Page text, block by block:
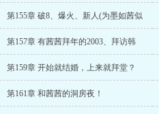
第155章 破8、爆火、新人(为墨如茜似
第157章 有茜茜拜年的2003、拜访韩
第159章 开始就结婚，上来就拜堂？
第161章 和茜茜的洞房夜！